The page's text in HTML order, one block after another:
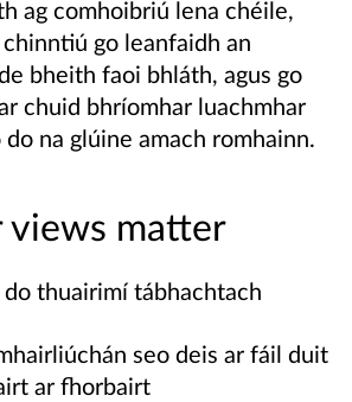
ag comhoibriú lena chéile,
go leanfaidh an
bheith faoi bhláth, agus go
chuid bhríomhar luachmhar
na glúine amach romhainn.
matter
thuairimí tábhachtach
seo deis ar fáil duit
ar fhorbairt